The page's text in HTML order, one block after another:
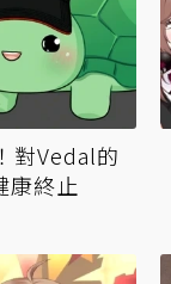
對Vedal的
康終止